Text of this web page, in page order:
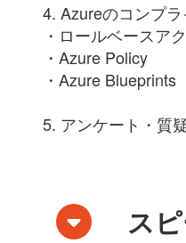
4. Azureのコンプ
・ロールベースア
・Azure Policy
・Azure Blueprints
5. アンケート・質
ス